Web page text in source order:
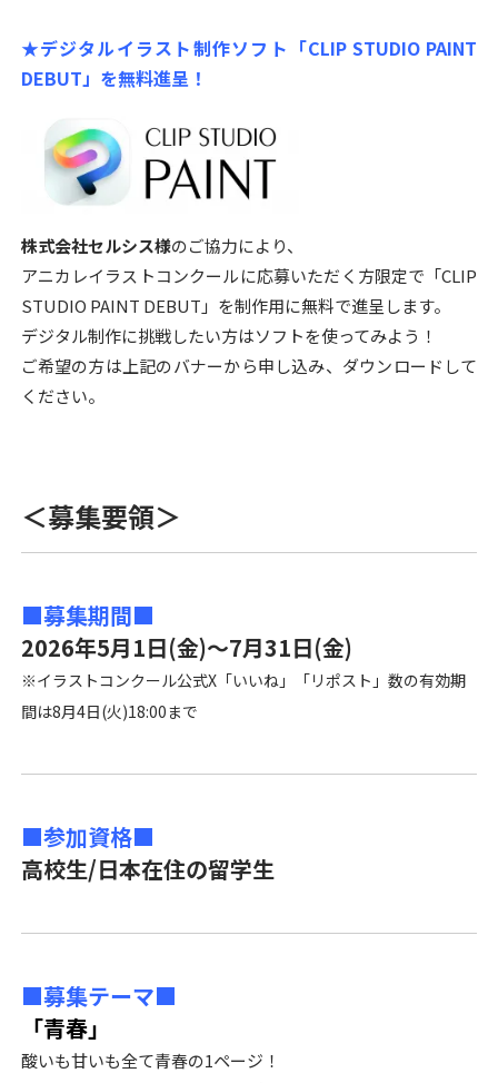
★デジタルイラスト制作ソフト「CLIP STUDIO PAINT
DEBUT」を無料進呈！
株式会社セルシス様のご協力により、
アニカレイラストコンクールに応募いただく方限定で「CLIP
STUDIO PAINT DEBUT」を制作用に無料で進呈します。
デジタル制作に挑戦したい方はソフトを使ってみよう！
ご希望の方は上記のバナーから申し込み、ダウンロードして
ください。
＜募集要領＞
■募集期間■
2026年5月1日(金)～7月31日(金)
※イラストコンクール公式X「いいね」「リポスト」数の有効期
間は8月4日(火)18:00まで
■参加資格■
高校生/日本在住の留学生
■募集テーマ■
「青春」
酸いも甘いも全て青春の1ページ！